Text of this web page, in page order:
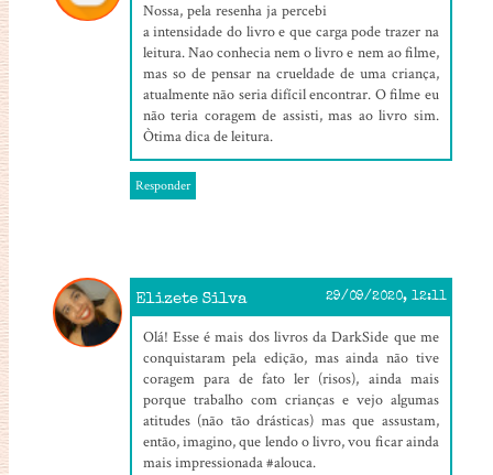
Nossa, pela resenha ja percebi
a intensidade do livro e que carga pode trazer na
leitura. Nao conhecia nem o livro e nem ao filme,
mas so de pensar na crueldade de uma criança,
atualmente não seria difícil encontrar. O filme eu
não teria coragem de assisti, mas ao livro sim.
Òtima dica de leitura.
Responder
Elizete Silva 29/09/2020, 12:11
Olá! Esse é mais dos livros da DarkSide que me
conquistaram pela edição, mas ainda não tive
coragem para de fato ler (risos), ainda mais
porque trabalho com crianças e vejo algumas
atitudes (não tão drásticas) mas que assustam,
então, imagino, que lendo o livro, vou ficar ainda
mais impressionada #alouca.